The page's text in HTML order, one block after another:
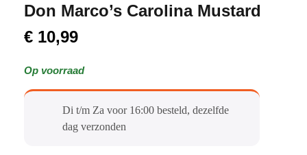
Don Marco’s Carolina Mustard
€ 10,99
Op voorraad
Di t/m Za voor 16:00 besteld, dezelfde
dag verzonden​